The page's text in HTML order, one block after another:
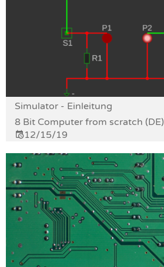
Simulator - Einleitung
8 Bit Computer from scratch (DE)
12/15/19